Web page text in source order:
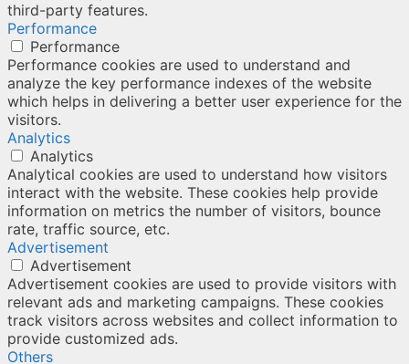
third-party features.
Performance
Performance
Performance cookies are used to understand and
analyze the key performance indexes of the website
which helps in delivering a better user experience for the
visitors.
Analytics
Analytics
Analytical cookies are used to understand how visitors
interact with the website. These cookies help provide
information on metrics the number of visitors, bounce
rate, traffic source, etc.
Advertisement
Advertisement
Advertisement cookies are used to provide visitors with
relevant ads and marketing campaigns. These cookies
track visitors across websites and collect information to
provide customized ads.
Others